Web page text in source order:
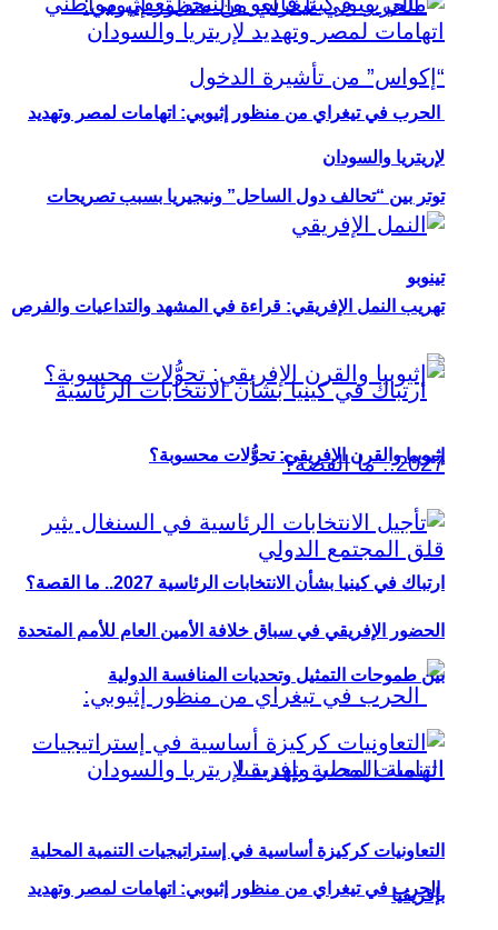
توتر بين “تحالف دول الساحل” ونيجيريا بسبب تصريحات
تينوبو
ارتباك في كينيا بشأن الانتخابات الرئاسية 2027.. ما القصة؟
الحرب في تيغراي من منظور إثيوبي: اتهامات لمصر وتهديد
الحرب في تيغراي من منظور إثيوبي: اتهامات لمصر وتهديد
لإريتريا والسودان
تهريب النمل الإفريقي: قراءة في المشهد والتداعيات والفرص
إثيوبيا والقرن الإفريقي: تحوُّلات محسوبة؟
الحضور الإفريقي في سباق خلافة الأمين العام للأمم المتحدة
بين طموحات التمثيل وتحديات المنافسة الدولية
التعاونيات كركيزة أساسية في إستراتيجيات التنمية المحلية
بإفريقيا